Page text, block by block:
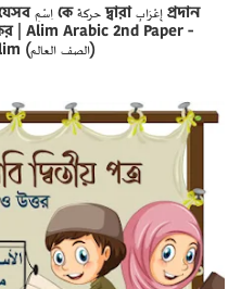
| Alim Arabic 2nd Paper -
আলিম আরবি দ্বিতীয় পত্র | Class Alim (الصف العالم)